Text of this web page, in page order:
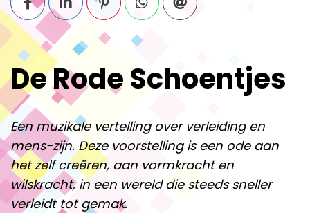
De Rode Schoentjes
Een muzikale vertelling over verleiding en
mens-zijn. Deze voorstelling is een ode aan
het zelf creëren, aan vormkracht en
wilskracht, in een wereld die steeds sneller
verleidt tot gemak.